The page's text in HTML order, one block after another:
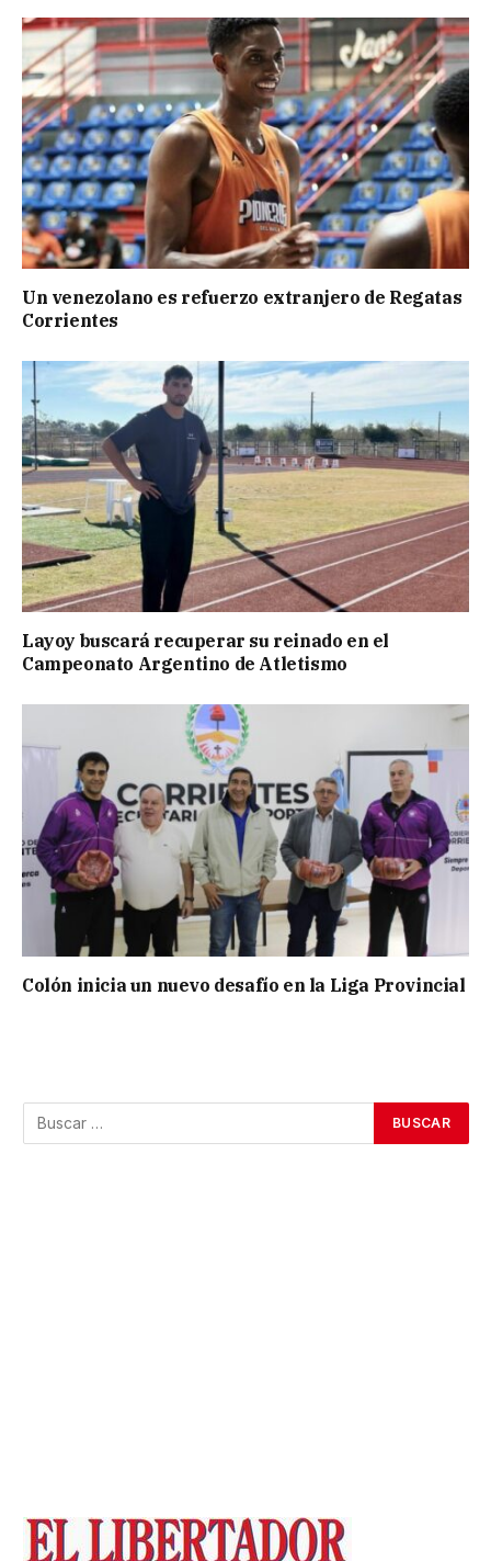
Un venezolano es refuerzo extranjero de Regatas
Corrientes
Layoy buscará recuperar su reinado en el
Campeonato Argentino de Atletismo
Colón inicia un nuevo desafío en la Liga Provincial